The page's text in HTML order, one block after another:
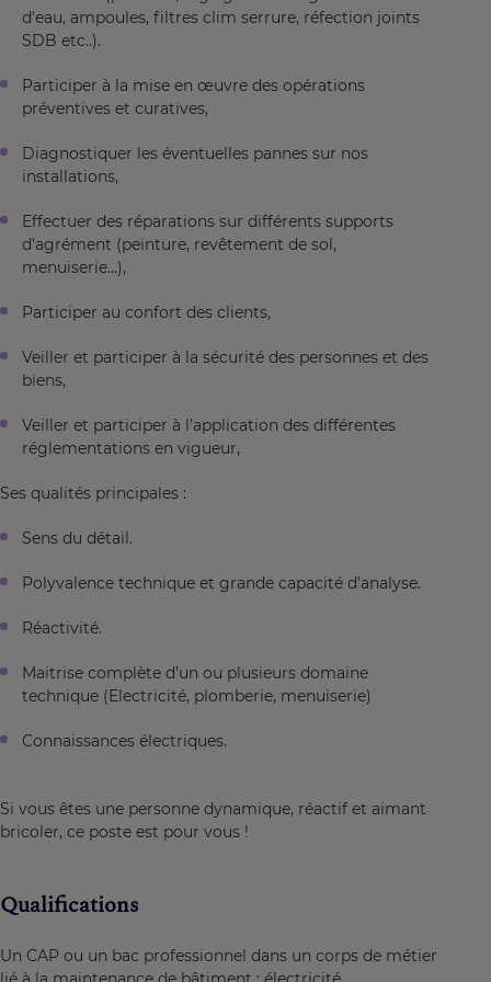
d'eau, ampoules, filtres clim serrure, réfection joints
SDB etc..).
Participer à la mise en œuvre des opérations
préventives et curatives,
Diagnostiquer les éventuelles pannes sur nos
installations,
Effectuer des réparations sur différents supports
d’agrément (peinture, revêtement de sol,
menuiserie…),
Participer au confort des clients,
Veiller et participer à la sécurité des personnes et des
biens,
Veiller et participer à l’application des différentes
réglementations en vigueur,
Ses qualités principales :
Sens du détail.
Polyvalence technique et grande capacité d’analyse.
Réactivité.
Maitrise complète d’un ou plusieurs domaine
technique (Electricité, plomberie, menuiserie)
Connaissances électriques.
Si vous êtes une personne dynamique, réactif et aimant
bricoler, ce poste est pour vous !
Qualifications
Un CAP ou un bac professionnel dans un corps de métier